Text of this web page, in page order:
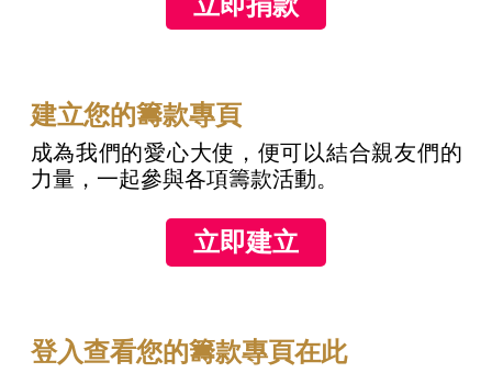
建立您的籌款專頁
成為我們的愛心大使，便可以結合親友們的
力量，一起參與各項籌款活動。
立即建立
登入查看您的籌款專頁在此